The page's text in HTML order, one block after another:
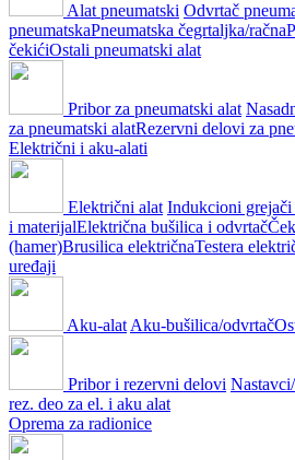
Alat pneumatski Odvrtač
pneumatskaPneumatska čegrtaljka/račna
čekićiOstali pneumatski alat
Pribor za pneumatski alat
za pneumatski alatRezervni delovi za
Električni i aku-alati
Električni alat Indukcioni
i materijalElektrična bušilica i odvrtač
(hamer)Brusilica električnaTestera
uređaji
Aku-alat Aku-bušilica/odvrtač
Pribor i rezervni delovi
rez. deo za el. i aku alat
Oprema za radionice